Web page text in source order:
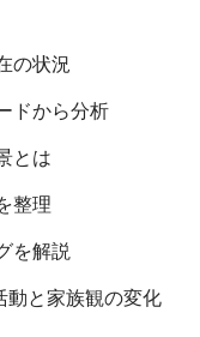
の状況
ドから分析
とは
整理
を解説
動と家族観の変化